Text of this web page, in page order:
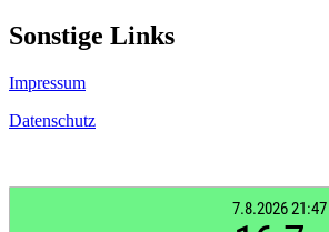
Sonstige Links
Impressum
Datenschutz